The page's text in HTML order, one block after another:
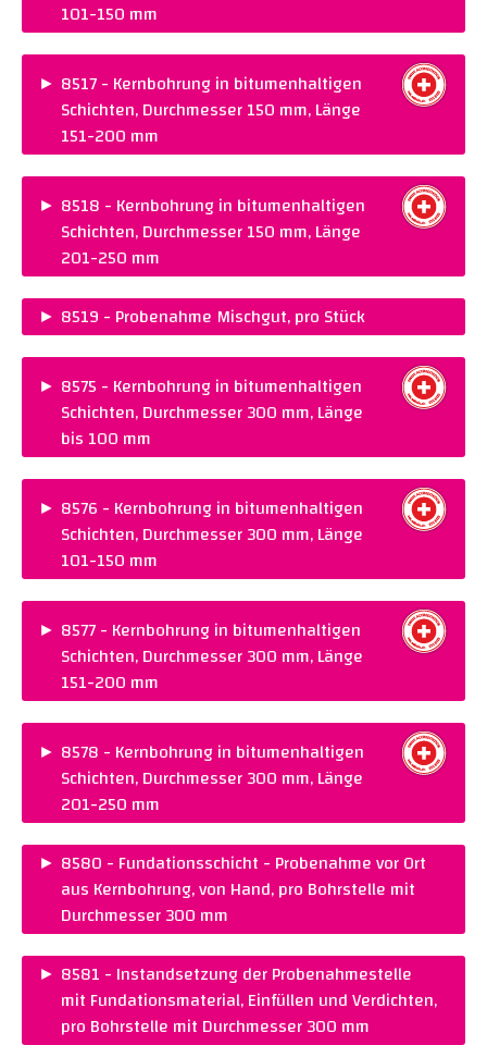
101-150 mm
PREIS :CHF 125.00
NORM : SN 670 427
Warenkorb legen
► 8517 - Kernbohrung in bitumenhaltigen
Schichten, Durchmesser 150 mm, Länge
151-200 mm
PREIS :CHF 165.00
NORM : SN 670 427
Warenkorb legen
► 8518 - Kernbohrung in bitumenhaltigen
Schichten, Durchmesser 150 mm, Länge
201-250 mm
PREIS :CHF 205.00
NORM :SN 670 427
► 8519 - Probenahme Mischgut, pro Stück
PREIS :CHF 45.00
NORM : SN 670 427
Warenkorb legen
► 8575 - Kernbohrung in bitumenhaltigen
Schichten, Durchmesser 300 mm, Länge
bis 100 mm
PREIS :CHF 170.00
Warenkorb legen
► 8576 - Kernbohrung in bitumenhaltigen
Schichten, Durchmesser 300 mm, Länge
101-150 mm
PREIS :CHF 205.00
Warenkorb legen
► 8577 - Kernbohrung in bitumenhaltigen
Schichten, Durchmesser 300 mm, Länge
151-200 mm
PREIS :CHF 245.00
Warenkorb legen
► 8578 - Kernbohrung in bitumenhaltigen
Schichten, Durchmesser 300 mm, Länge
201-250 mm
PREIS :CHF 285.00
Warenkorb legen
► 8580 - Fundationsschicht - Probenahme vor Ort
aus Kernbohrung, von Hand, pro Bohrstelle mit
Durchmesser 300 mm
PREIS :CHF 155.00
Warenkorb legen
► 8581 - Instandsetzung der Probenahmestelle
mit Fundationsmaterial, Einfüllen und Verdichten,
pro Bohrstelle mit Durchmesser 300 mm